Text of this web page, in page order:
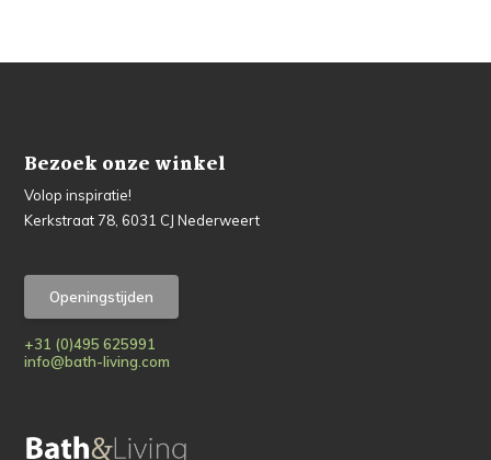
Bezoek onze winkel
Volop inspiratie!
Kerkstraat 78, 6031 CJ Nederweert
Openingstijden
+31 (0)495 625991
info@bath-living.com